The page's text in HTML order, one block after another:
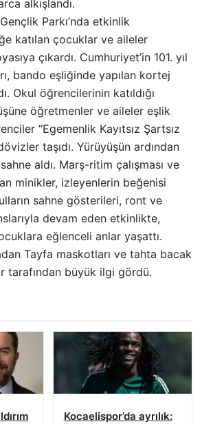
alkışlandı.
Parkı’nda etkinlik
katılan çocuklar ve aileler
çıkardı. Cumhuriyet’in 101. yıl
bando eşliğinde yapılan kortej
Okul öğrencilerinin katıldığı
öğretmenler ve aileler eşlik
“Egemenlik Kayıtsız Şartsız
taşıdı. Yürüyüşün ardından
aldı. Marş-ritim çalışması ve
minikler, izleyenlerin beğenisi
sahne gösterileri, ront ve
devam eden etkinlikte,
eğlenceli anlar yaşattı.
Tayfa maskotları ve tahta bacak
tarafından büyük ilgi gördü.
Kocaelispor’da ayrılık: